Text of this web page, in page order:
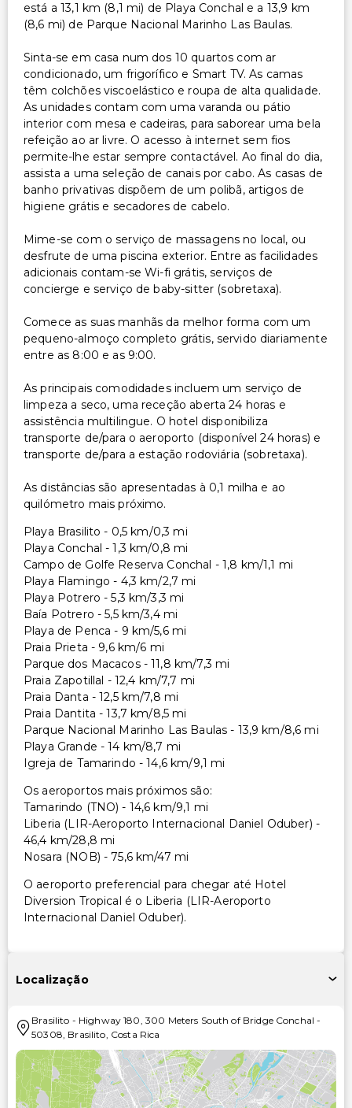
está a 13,1 km (8,1 mi) de Playa Conchal e a 13,9 km
(8,6 mi) de Parque Nacional Marinho Las Baulas.
Sinta-se em casa num dos 10 quartos com ar
condicionado, um frigorífico e Smart TV. As camas
têm colchões viscoelástico e roupa de alta qualidade.
As unidades contam com uma varanda ou pátio
interior com mesa e cadeiras, para saborear uma bela
refeição ao ar livre. O acesso à internet sem fios
permite-lhe estar sempre contactável. Ao final do dia,
assista a uma seleção de canais por cabo. As casas de
banho privativas dispõem de um polibã, artigos de
higiene grátis e secadores de cabelo.
Mime-se com o serviço de massagens no local, ou
desfrute de uma piscina exterior. Entre as facilidades
adicionais contam-se Wi-fi grátis, serviços de
concierge e serviço de baby-sitter (sobretaxa).
Comece as suas manhãs da melhor forma com um
pequeno-almoço completo grátis, servido diariamente
entre as 8:00 e as 9:00.
As principais comodidades incluem um serviço de
limpeza a seco, uma receção aberta 24 horas e
assistência multilingue. O hotel disponibiliza
transporte de/para o aeroporto (disponível 24 horas) e
transporte de/para a estação rodoviária (sobretaxa).
As distâncias são apresentadas à 0,1 milha e ao
quilómetro mais próximo.
Playa Brasilito - 0,5 km/0,3 mi
Playa Conchal - 1,3 km/0,8 mi
Campo de Golfe Reserva Conchal - 1,8 km/1,1 mi
Playa Flamingo - 4,3 km/2,7 mi
Playa Potrero - 5,3 km/3,3 mi
Baía Potrero - 5,5 km/3,4 mi
Playa de Penca - 9 km/5,6 mi
Praia Prieta - 9,6 km/6 mi
Parque dos Macacos - 11,8 km/7,3 mi
Praia Zapotillal - 12,4 km/7,7 mi
Praia Danta - 12,5 km/7,8 mi
Praia Dantita - 13,7 km/8,5 mi
Parque Nacional Marinho Las Baulas - 13,9 km/8,6 mi
Playa Grande - 14 km/8,7 mi
Igreja de Tamarindo - 14,6 km/9,1 mi
Os aeroportos mais próximos são:
Tamarindo (TNO) - 14,6 km/9,1 mi
Liberia (LIR-Aeroporto Internacional Daniel Oduber) -
46,4 km/28,8 mi
Nosara (NOB) - 75,6 km/47 mi
O aeroporto preferencial para chegar até Hotel
Diversion Tropical é o Liberia (LIR-Aeroporto
Internacional Daniel Oduber).
Localização
Brasilito - Highway 180, 300 Meters South of Bridge Conchal -
50308, Brasilito, Costa Rica